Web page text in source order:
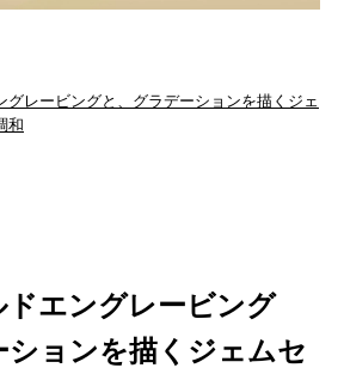
グレービングと、グラデーションを描くジェ
和
ドエングレービング
ションを描くジェムセ